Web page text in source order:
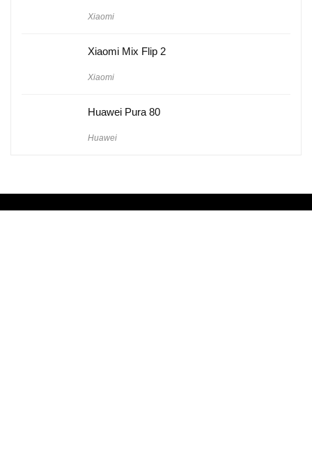
Xiaomi
Xiaomi Mix Flip 2
Xiaomi
Huawei Pura 80
Huawei